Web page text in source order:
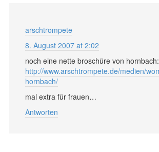
arschtrompete
8. August 2007 at 2:02
noch eine nette broschüre von hornbach:
http://www.arschtrompete.de/medien/
hornbach/
mal extra für frauen…
Antworten